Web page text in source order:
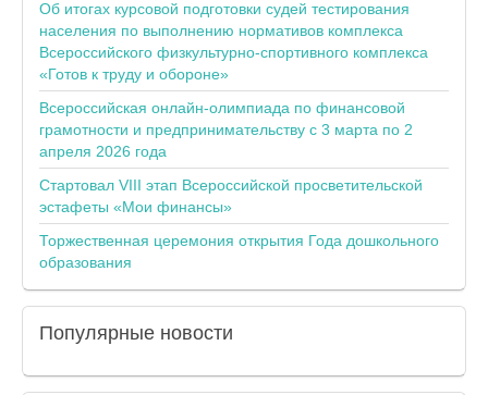
Об итогах курсовой подготовки судей тестирования
населения по выполнению нормативов комплекса
Всероссийского физкультурно-спортивного комплекса
«Готов к труду и обороне»
Всероссийская онлайн-олимпиада по финансовой
грамотности и предпринимательству с 3 марта по 2
апреля 2026 года
Стартовал VIII этап Всероссийской просветительской
эстафеты «Мои финансы»
Торжественная церемония открытия Года дошкольного
образования
Популярные новости